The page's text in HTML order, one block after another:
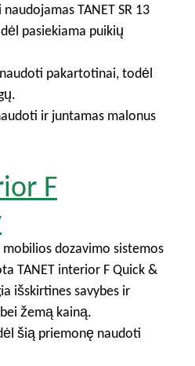
TANET SR 13
pasiekiama puikių
naudoti pakartotinai, todėl
ir juntamas malonus
F
mobilios dozavimo sistemos
TANET interior F Quick &
išskirtines savybes ir
žemą kainą.
šią priemonę naudoti